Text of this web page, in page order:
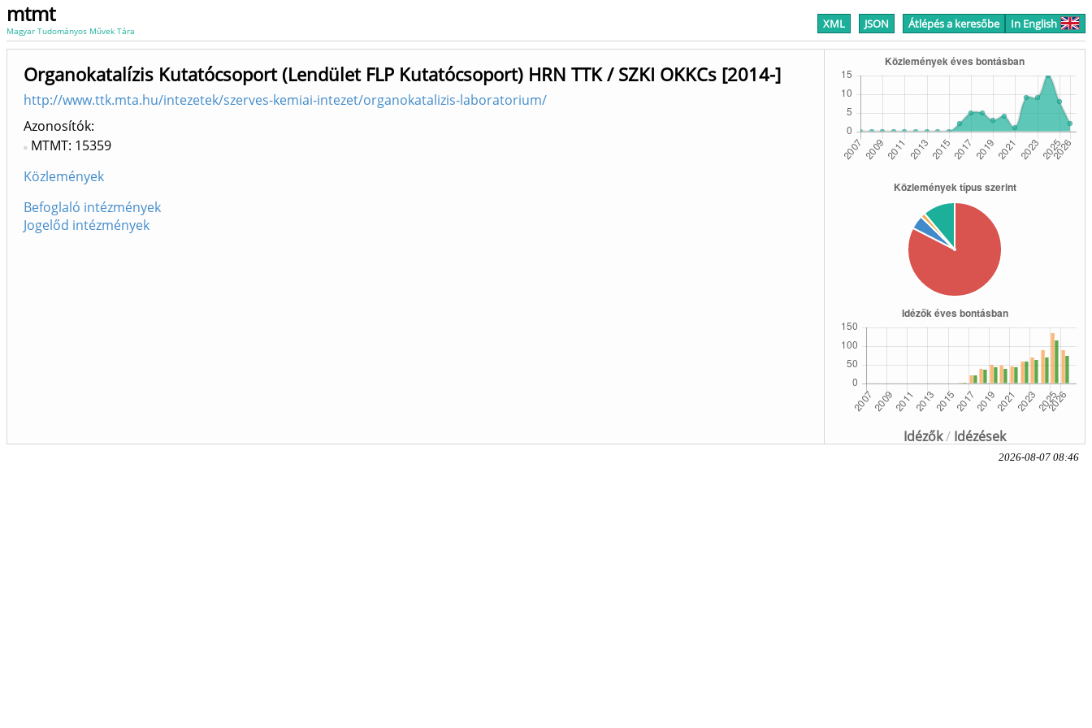
mtmt
Magyar Tudományos Művek Tára XML JSON Átlépés a keresőbe In English
Idézők/ Idézések
Organokatalízis Kutatócsoport (Lendület FLP Kutatócsoport) HRN TTK / SZKI OKKCs [2014-]
http://www.ttk.mta.hu/intezetek/szerves-kemiai-intezet/organokatalizis-laboratorium/
Azonosítók
MTMT: 15359
Közlemények
Befoglaló intézmények
Jogelőd intézmények
2026-08-07 08:46